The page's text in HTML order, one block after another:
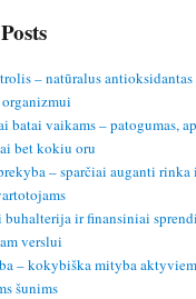
– natūralus
batai vaikams – patogumas,
bet kokiu oru
– sparčiai auganti rinka
buhalterija ir finansiniai
verslui
– kokybiška mityba
šunims